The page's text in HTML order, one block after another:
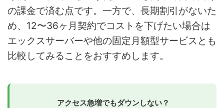
の課金で済む点です。一方で、長期割引がないた
め、12〜36ヶ月契約でコストを下げたい場合は
エックスサーバーや他の固定月額型サービスとも
比較してみることをおすすめします。
アクセス急増でもダウンしない？